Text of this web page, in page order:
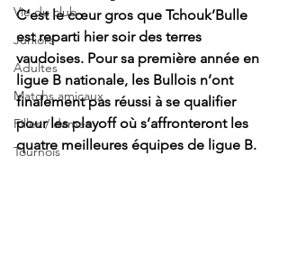
Vie du club
Juniors
Adultes
Matchs amicaux
Filles / dames
Tournois
C’est le cœur gros que Tchouk’Bulle
est reparti hier soir des terres
vaudoises. Pour sa première année en
ligue B nationale, les Bullois n’ont
finalement pas réussi à se qualifier
pour les playoff où s’affronteront les
quatre meilleures équipes de ligue B.